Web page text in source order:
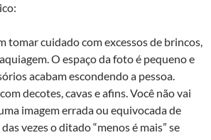
tomar cuidado com excessos de brincos,
O espaço da foto é pequeno e
acabam escondendo a pessoa.
decotes, cavas e afins. Você não vai
imagem errada ou equivocada de
vezes o ditado “menos é mais” se